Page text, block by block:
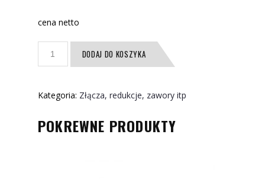
cena netto
Zawór
AdBlue
DODAJ DO KOSZYKA
Kategoria: Złącza, redukcje, zawory itp
POKREWNE PRODUKTY